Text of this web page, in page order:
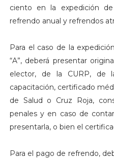
ciento en la expedición
refrendo anual y refrendos
Para el caso de la
“A”, deberá presentar
elector, de la CURP, de
capacitación, certificado
de Salud o Cruz Roja,
penales y en caso de
presentarla, o bien el
Para el pago de refrendo,